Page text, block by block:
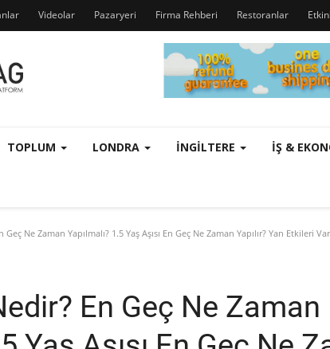
Videolar Pazaryeri Firma Rehberi Restoranlar
TOPLUM LONDRA İNGILTERE İŞ &
Geç Ne Zaman Yapılmalı? 1.5 Yaş Aşısı En Geç Ne Zaman Yapılır? Yan Etkileri
En Geç Ne Zaman